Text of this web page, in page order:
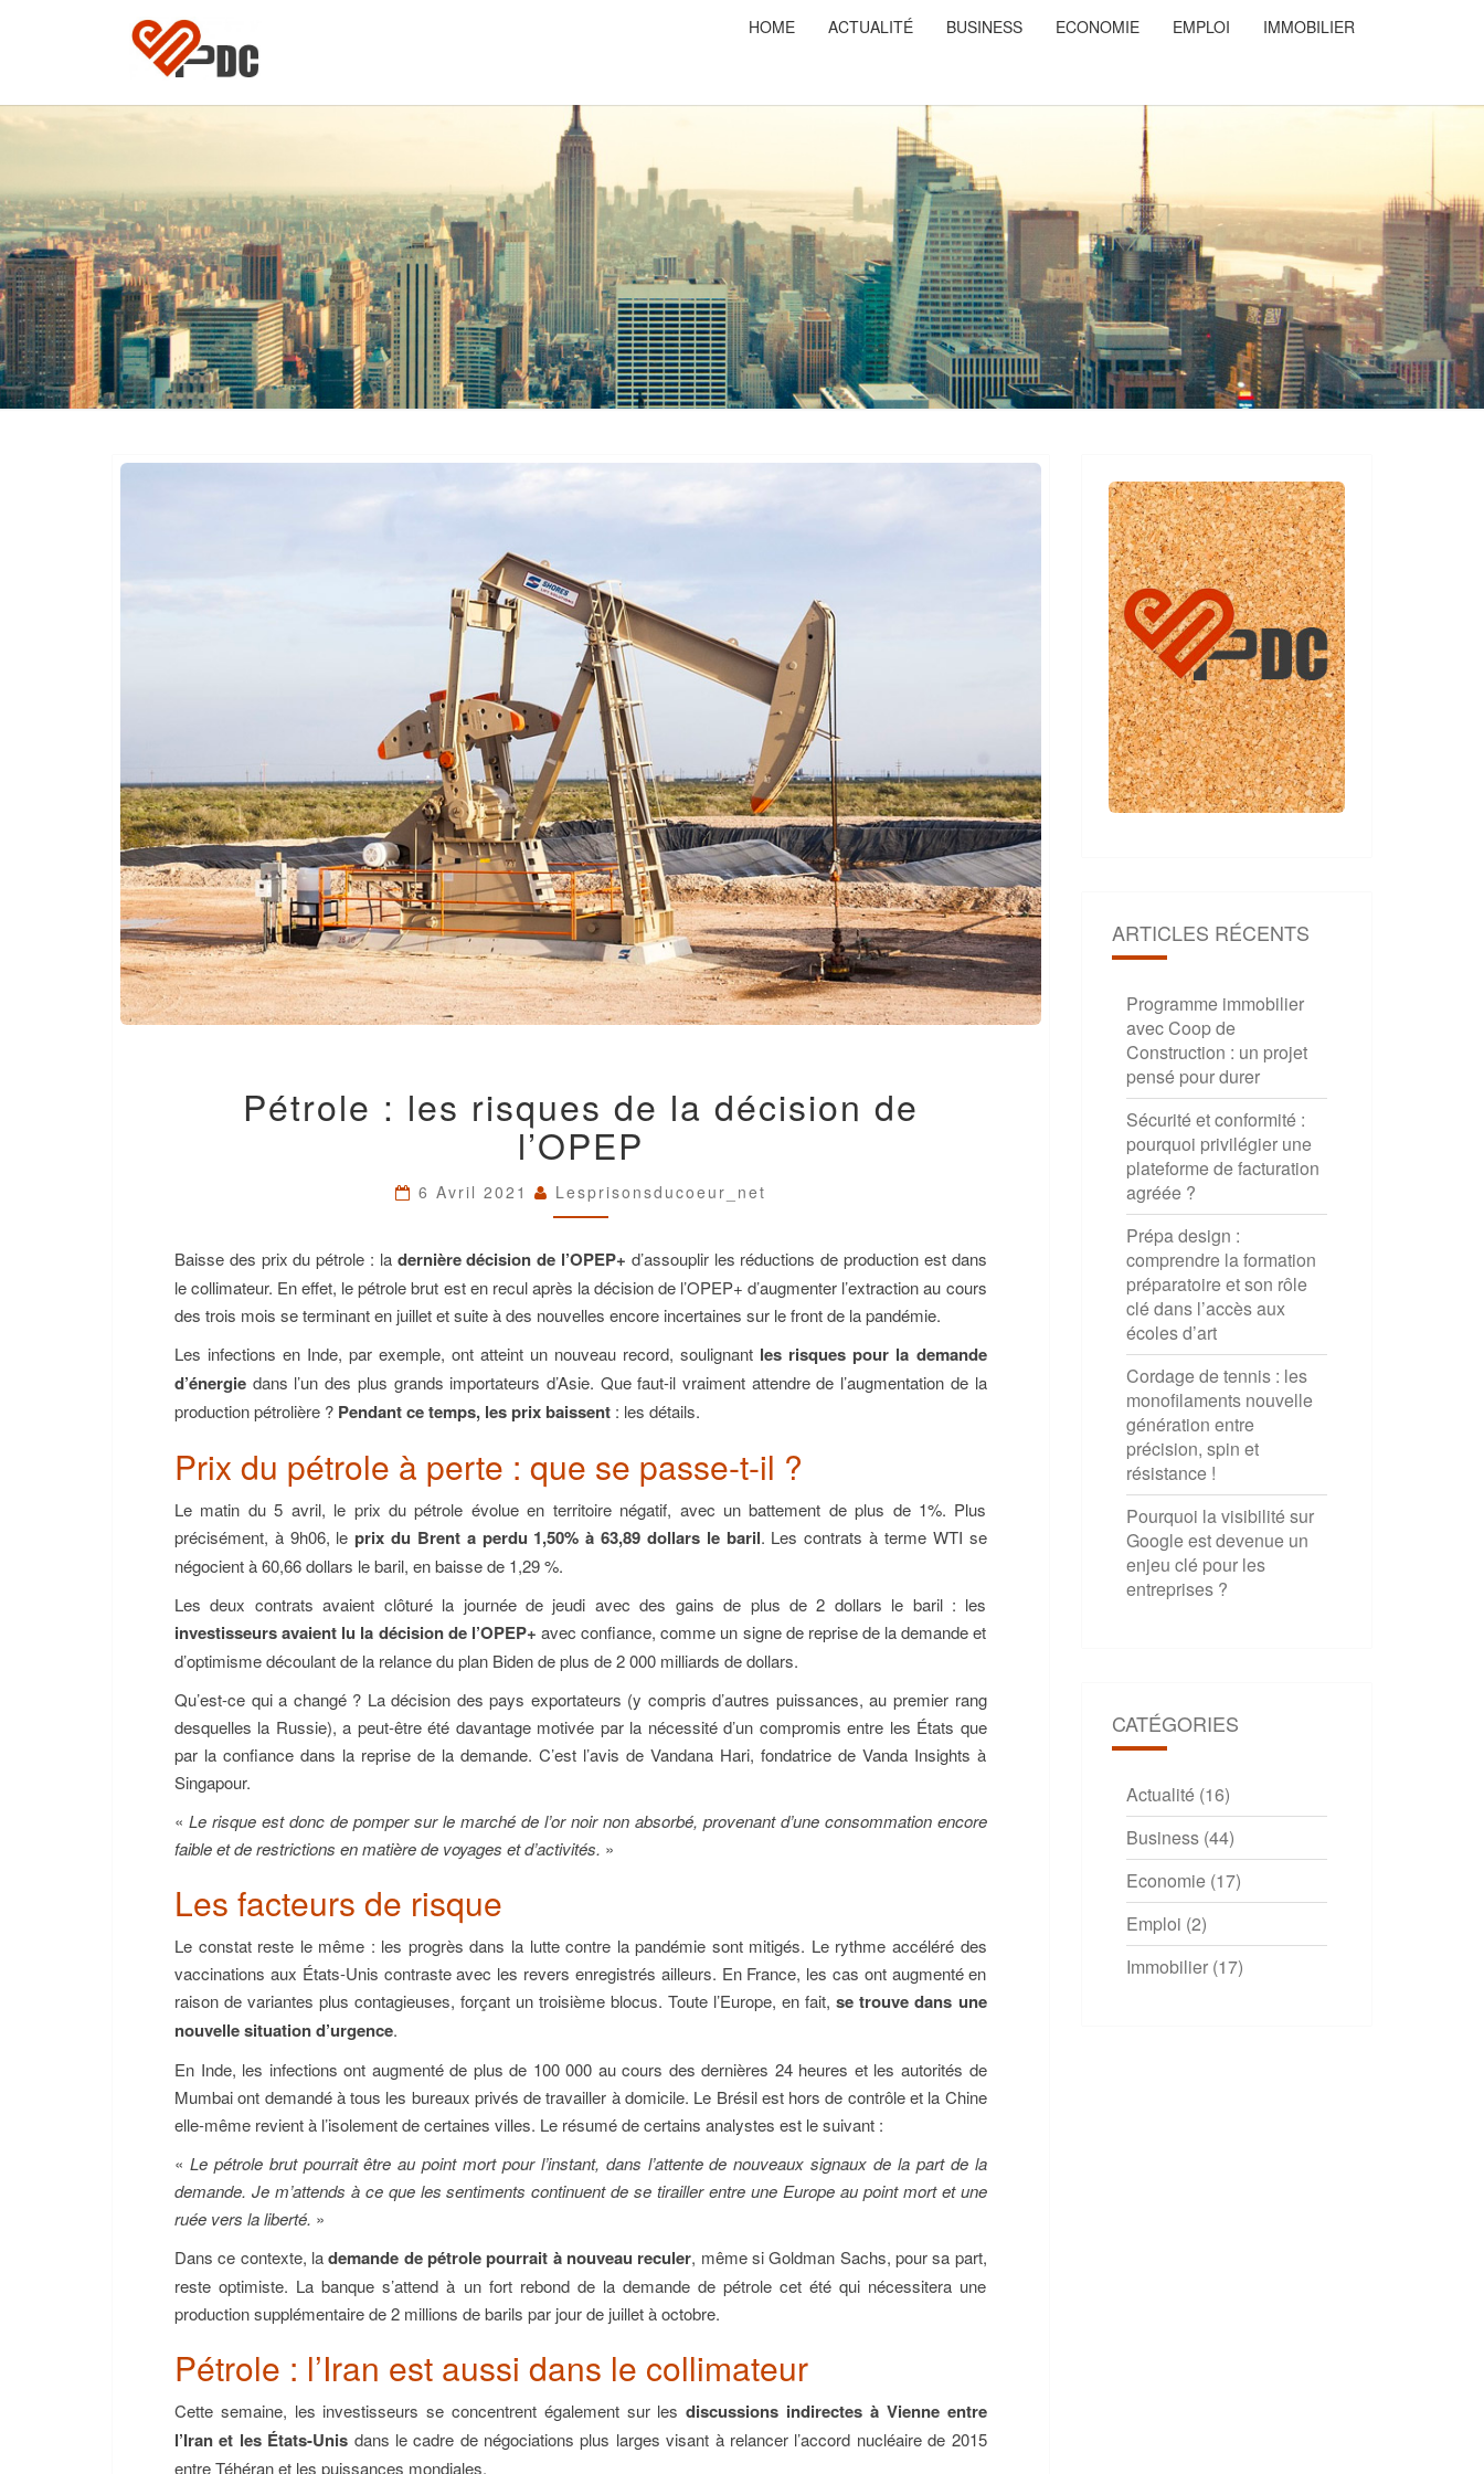
HOME ACTUALITÉ BUSINESS ECONOMIE EMPLOI IMMOBILIER
PRISONSDUCOEUR
LES
RISQUES
DE
LA
DÉCISION
L’OPEP
Pétrole : les risques de la décision de
l’OPEP
6 Avril 2021 Lesprisonsducoeur_net
Baisse des prix du pétrole : la dernière décision de l’OPEP+ d’assouplir les réductions de production est dans
le collimateur. En effet, le pétrole brut est en recul après la décision de l’OPEP+ d’augmenter l’extraction au cours
des trois mois se terminant en juillet et suite à des nouvelles encore incertaines sur le front de la pandémie.
Les infections en Inde, par exemple, ont atteint un nouveau record, soulignant les risques pour la demande
d’énergie dans l’un des plus grands importateurs d’Asie. Que faut-il vraiment attendre de l’augmentation de la
production pétrolière ? Pendant ce temps, les prix baissent : les détails.
Prix du pétrole à perte : que se passe-t-il ?
Le matin du 5 avril, le prix du pétrole évolue en territoire négatif, avec un battement de plus de 1%. Plus
précisément, à 9h06, leprix du Brent a perdu 1,50% à 63,89 dollars le baril. Les contrats à terme WTI se
négocient à 60,66 dollars le baril, en baisse de 1,29 %.
Les deux contrats avaient clôturé la journée de jeudi avec des gains de plus de 2 dollars le baril : les
investisseurs avaient lu la décision de l’OPEP+ avec confiance, comme un signe de reprise de la demande et
d’optimisme découlant de la relance du plan Biden de plus de 2 000 milliards de dollars.
Qu’est-ce qui a changé ? La décision des pays exportateurs (y compris d’autres puissances, au premier rang
desquelles la Russie), a peut-être été davantage motivée par la nécessité d’un compromis entre les États que
par la confiance dans la reprise de la demande. C’est l’avis de Vandana Hari, fondatrice de Vanda Insights à
Singapour.
« Le risque est donc de pomper sur le marché de l’or noir non absorbé, provenant d’une consommation encore
faible et de restrictions en matière de voyages et d’activités. »
Les facteurs de risque
Le constat reste le même : les progrès dans la lutte contre la pandémie sont mitigés. Le rythme accéléré des
vaccinations aux États-Unis contraste avec les revers enregistrés ailleurs. En France, les cas ont augmenté en
raison de variantes plus contagieuses, forçant un troisième blocus. Toute l’Europe, en fait,se trouve dans une
nouvelle situation d’urgence.
En Inde, les infections ont augmenté de plus de 100 000 au cours des dernières 24 heures et les autorités de
Mumbai ont demandé à tous les bureaux privés de travailler à domicile. Le Brésil est hors de contrôle et la Chine
elle-même revient à l’isolement de certaines villes. Le résumé de certains analystes est le suivant :
« Le pétrole brut pourrait être au point mort pour l’instant, dans l’attente de nouveaux signaux de la part de la
demande. Je m’attends à ce que les sentiments continuent de se tirailler entre une Europe au point mort et une
ruée vers la liberté. »
Dans ce contexte, lademande de pétrole pourrait à nouveau reculer, même si Goldman Sachs, pour sa part,
reste optimiste. La banque s’attend à un fort rebond de la demande de pétrole cet été qui nécessitera une
production supplémentaire de 2 millions de barils par jour de juillet à octobre.
Pétrole : l’Iran est aussi dans le collimateur
Cette semaine, les investisseurs se concentrent également sur lesdiscussions indirectes à Vienne entre
l’Iran et les États-Unis dans le cadre de négociations plus larges visant à relancer l’accord nucléaire de 2015
entre Téhéran et les puissances mondiales.
ARTICLES RÉCENTS
Programme immobilier
avec Coop de
Construction : un projet
pensé pour durer
Sécurité et conformité :
pourquoi privilégier une
plateforme de facturation
agréée ?
Prépa design :
comprendre la formation
préparatoire et son rôle
clé dans l’accès aux
écoles d’art
Cordage de tennis : les
monofilaments nouvelle
génération entre
précision, spin et
résistance !
Pourquoi la visibilité sur
Google est devenue un
enjeu clé pour les
entreprises ?
CATÉGORIES
Actualité(16)
Business(44)
Economie(17)
Emploi (2)
Immobilier(17)